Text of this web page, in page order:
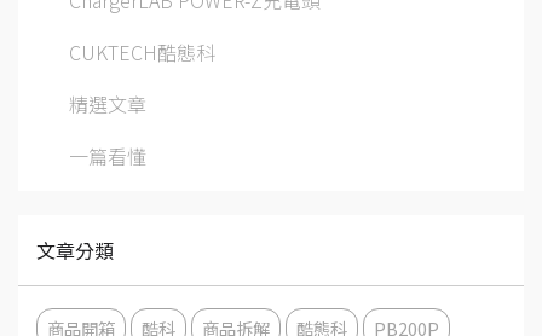
CUKTECH酷態科
精選文章
一篇看懂
文章分類
商品開箱 酷科 商品拆解 酷態科
PB200P